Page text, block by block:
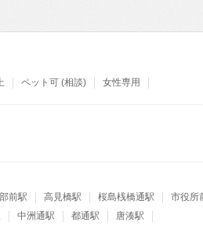
ペット可 (相談) 女性専用
前駅 高見橋駅 桜島桟橋通駅
市役所
中洲通駅 都通駅 唐湊駅